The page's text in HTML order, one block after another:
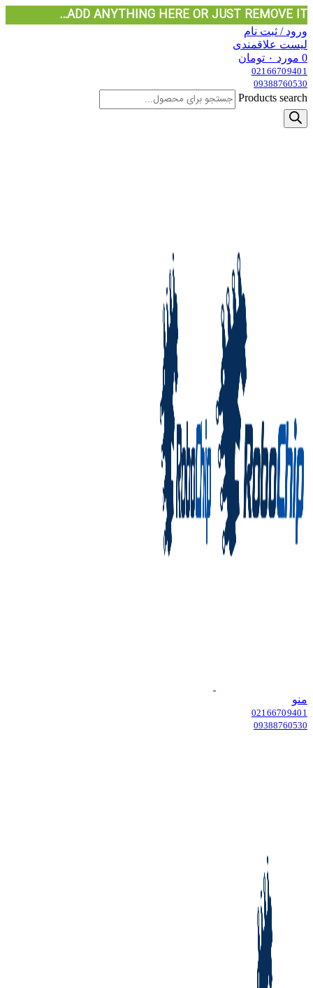
ADD ANYTHING HERE OR JUST REMOVE IT…
ورود / ثبت نام
لیست علاقمندی
0 مورد ۰ تومان
02166709401
09388760530
Products search
منو
02166709401
09388760530